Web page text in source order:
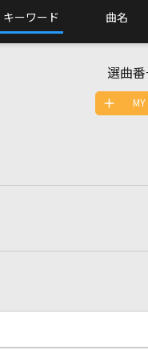
キーワード 曲名
選曲番